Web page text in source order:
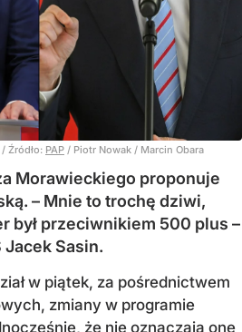
/ Źródło: PAP / Piotr Nowak / Marcin Obara
Morawieckiego proponuje
– Mnie to trochę dziwi,
był przeciwnikiem 500 plus –
Jacek Sasin.
w piątek, za pośrednictwem
zmiany w programie
że nie oznaczają one